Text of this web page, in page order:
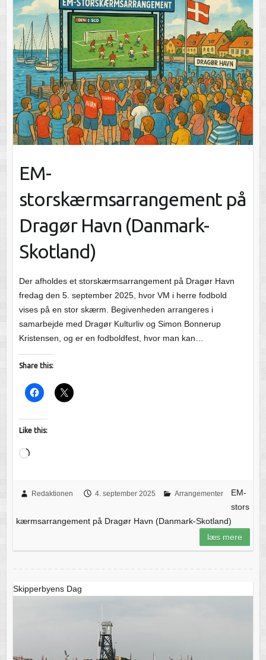
EM-
storskærmsarrangement på
Dragør Havn (Danmark-
Skotland)
Der afholdes et storskærmsarrangement på Dragør Havn
fredag den 5. september 2025, hvor VM i herre fodbold
vises på en stor skærm. Begivenheden arrangeres i
samarbejde med Dragør Kulturliv og Simon Bonnerup
Kristensen, og er en fodboldfest, hvor man kan…
Share this:
Like this:
Loading…
Redaktionen 4. september 2025 Arrangementer
EM-
stors
kærmsarrangement på Dragør Havn (Danmark-Skotland)
læs mere
Skipperbyens Dag